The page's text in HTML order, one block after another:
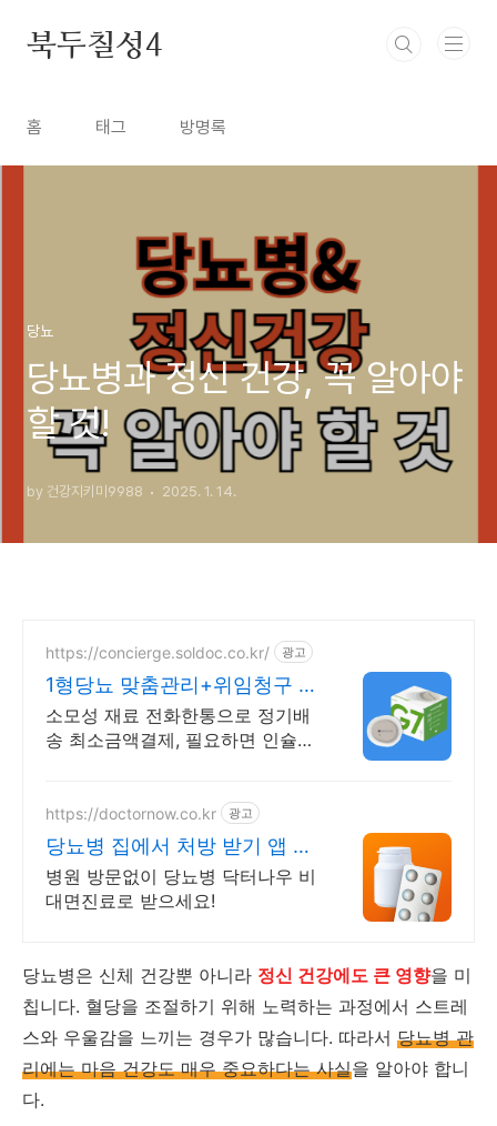
북두칠성4
홈 태그 방명록
당뇨
당뇨병과 정신 건강, 꼭 알아야
할 것!
by 건강지키미9988 2025. 1. 14.
https://concierge.soldoc.co.kr/ 광고
1형당뇨 맞춤관리+위임청구 재
처방 주기 무료알림
소모성 재료 전화한통으로 정기배
송 최소금액결제, 필요하면 인슐린
https://doctornow.co.kr 광고
당뇨병 집에서 처방 받기 앱 다
운로드 800만 돌파!
병원 방문없이 당뇨병 닥터나우 비
대면진료로 받으세요!
당뇨병은 신체 건강뿐 아니라 정신 건강에도 큰 영향을 미
칩니다. 혈당을 조절하기 위해 노력하는 과정에서 스트레
스와 우울감을 느끼는 경우가 많습니다. 따라서 당뇨병 관
리에는 마음 건강도 매우 중요하다는 사실을 알아야 합니
다.